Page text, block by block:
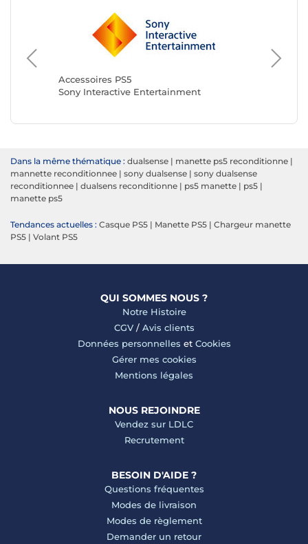
Accessoires PS5
Sony Interactive Entertainment
Razer
Dans la même thématique : dualsense | manette ps5 reconditionne |
mannette reconditionnee | sony dualsense | sony dualsense
reconditionnee | dualsens reconditionne | ps5 manette | ps5 |
manette ps5
Tendances actuelles : Casque PS5 | Manette PS5 | Chargeur manette
PS5 | Volant PS5
QUI SOMMES NOUS ?
Notre Histoire
CGV/ Avis clients
Données personnelles et Cookies
Gérer mes cookies
Mentions légales
NOUS REJOINDRE
Vendez sur LDLC
Recrutement
BESOIN D'AIDE ?
Questions fréquentes
Modes de livraison
Modes de règlement
Demander un retour